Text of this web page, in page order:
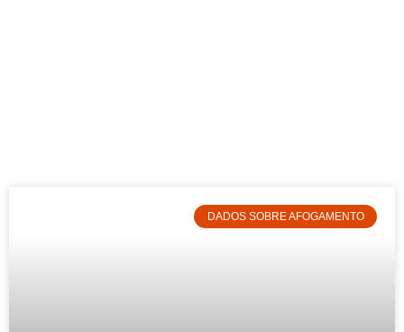
DADOS SOBRE AFOGAMENTO